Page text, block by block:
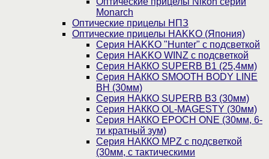
Monarch
Оптические прицелы НПЗ
Оптические прицелы HAKKO (Япония)
Cерия HAKKO "Hunter" с подсветкой
Серия НAKKO WINZ с подсветкой
Серия НАККО SUPERB B1 (25,4мм)
Серия НАККО SMOOTH BODY LINE
BH (30мм)
Серия НАККО SUPERB B3 (30мм)
Серия НАККО OL-MAGESTY (30мм)
Серия НАККО EPOCH ONE (30мм, 6-
ти кратный зум)
Серия НАККО MPZ с подсветкой
(30мм, c тактическими